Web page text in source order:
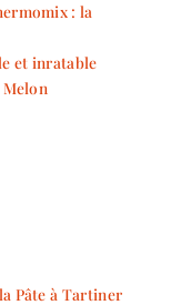
: la
et inratable
Melon
Pâte à Tartiner